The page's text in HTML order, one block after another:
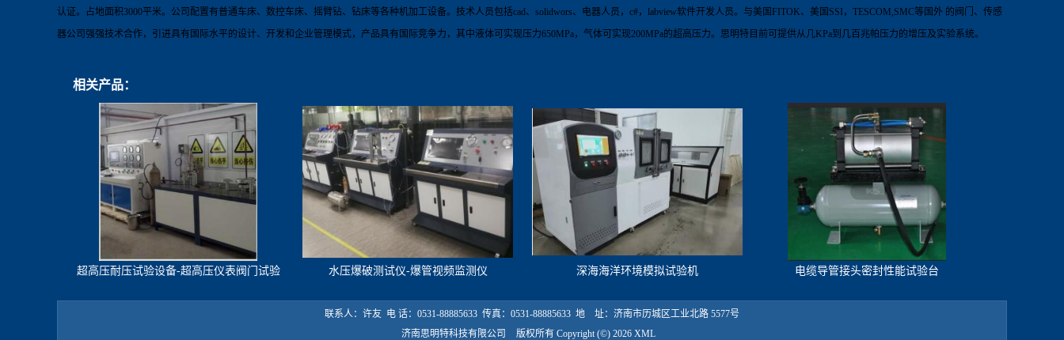
认证。占地面积3000平米。 公司配置有普通车床、数控车床、摇臂钻、钻床等各种机加工设备。技术人员包括cad、 solidwors、电器人员， c#， labview软件开发人员。 与美国FITOK、美国 SSI， TESCOM,SMC等国外 的阀门、传感
器公司强强技术合作，引进具有国际水平的设计、开发和企业管理模式，产品具有国际竞争力，其中液体可实现压力650MPa，气体可实现200MPa的超高压力。思明特目前可提供从几KPa到几百兆帕压力的增压及实验系统。
相关产品：
超高压耐压试验设备-超高压仪表阀门试验
水压爆破测试仪-爆管视频监测仪 深海海洋环境模拟试验机 电缆导管接头密封性能试验台
联系人：许友 电 话：0531-88885633 传真：0531-88885633 地 址：济南市历城区工业北路 5577号
济南思明特科技有限公司
版权所有 Copyright (©) 2026 XML